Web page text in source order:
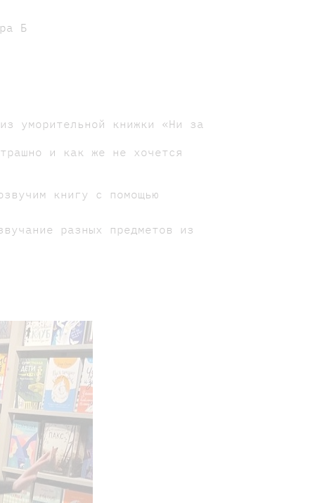
Б
уморительной книжки «Ни за
и как же не хочется
книгу с помощью
разных предметов из